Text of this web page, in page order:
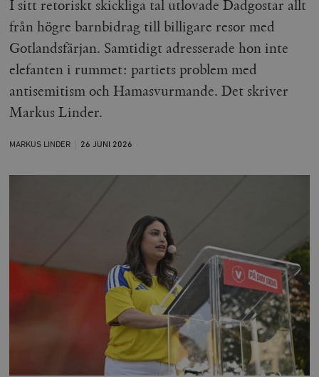
I sitt retoriskt skickliga tal utlovade Dadgostar allt
från högre barnbidrag till billigare resor med
Gotlandsfärjan. Samtidigt adresserade hon inte
elefanten i rummet: partiets problem med
antisemitism och Hamasvurmande. Det skriver
Markus Linder.
MARKUS LINDER 26 JUNI 2026